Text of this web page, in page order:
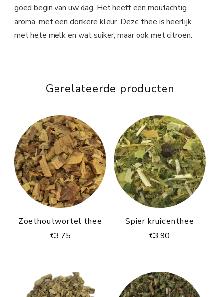
goed begin van uw dag. Het heeft een moutachtig
aroma, met een donkere kleur. Deze thee is heerlijk
met hete melk en wat suiker, maar ook met citroen.
Gerelateerde producten
Zoethoutwortel thee
€3.75
Spier kruidenthee
€3.90